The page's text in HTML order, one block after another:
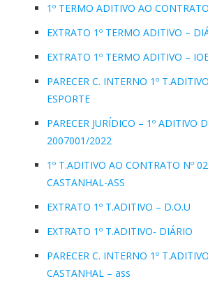
1º TERMO ADITIVO AO
EXTRATO 1º TERMO ADITIVO –
EXTRATO 1º TERMO ADITIVO –
PARECER C. INTERNO 1º
ESPORTE
PARECER JURÍDICO – 1º ADITIVO
2007001/2022
1º T.ADITIVO AO CONTRATO Nº
CASTANHAL-ASS
EXTRATO 1º T.ADITIVO – D.O.U
EXTRATO 1º T.ADITIVO- DIÁRIO
PARECER C. INTERNO 1º
CASTANHAL – ass